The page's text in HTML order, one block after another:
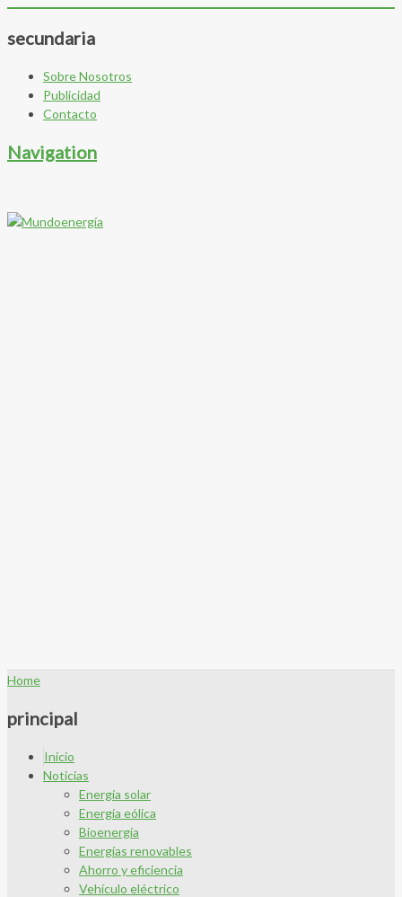
secundaria
Sobre Nosotros
Publicidad
Contacto
Navigation
Home
principal
Inicio
Noticias
Energía solar
Energía eólica
Bioenergía
Energías renovables
Ahorro y eficiencia
Vehículo eléctrico